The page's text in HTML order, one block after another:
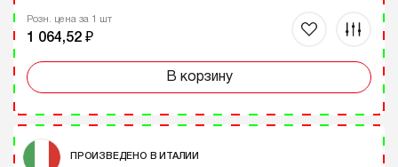
Розн. цена за 1 шт
1 064,52 ₽
В корзину
ПРОИЗВЕДЕНО В ИТАЛИИ